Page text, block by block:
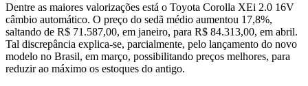
Dentre as maiores valorizações está o Toyota Corolla XEi 2.0 16V
câmbio automático. O preço do sedã médio aumentou 17,8%,
saltando de R$ 71.587,00, em janeiro, para R$ 84.313,00, em abril.
Tal discrepância explica-se, parcialmente, pelo lançamento do novo
modelo no Brasil, em março, possibilitando preços melhores, para
reduzir ao máximo os estoques do antigo.